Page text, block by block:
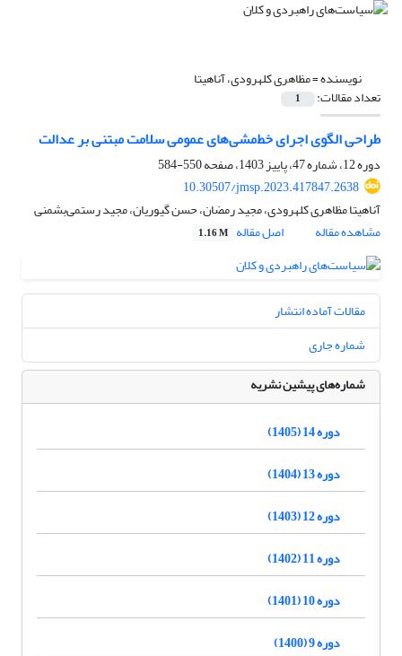
نویسنده =مظاهری کلهرودی، آناهیتا
تعداد مقالات: 1
طراحی الگوی اجرای خط‌مشی‌های عمومی سلامت مبتنی بر عدالت
دوره 12، شماره 47، پاییز 1403، صفحه
550-584
10.30507/jmsp.2023.417847.2638
آناهیتا مظاهری کلهرودی، مجید رمضان، حسن گیوریان، مجید رستمی‌بشمنی
مشاهده مقاله
اصل مقاله 1.16 M
مقالات آماده انتشار
شماره جاری
شماره‌های پیشین نشریه
دوره 14 (1405)
دوره 13 (1404)
دوره 12 (1403)
دوره 11 (1402)
دوره 10 (1401)
دوره 9 (1400)